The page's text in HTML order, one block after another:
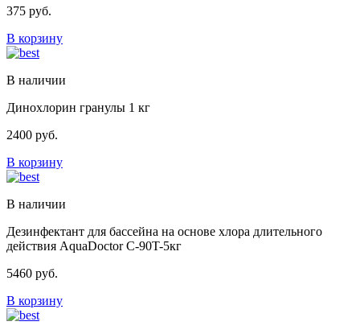
375 руб.
В корзину
В наличии
Динохлорин гранулы 1 кг
2400 руб.
В корзину
В наличии
Дезинфектант для бассейна на основе хлора длительного
действия AquaDoctor C-90T-5кг
5460 руб.
В корзину